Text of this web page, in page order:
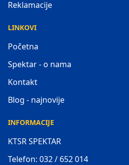
Reklamacije
LINKOVI
Početna
Spektar - o nama
Kontakt
Blog - najnovije
INFORMACIJE
KTSR SPEKTAR
Telefon: 032 / 652 014